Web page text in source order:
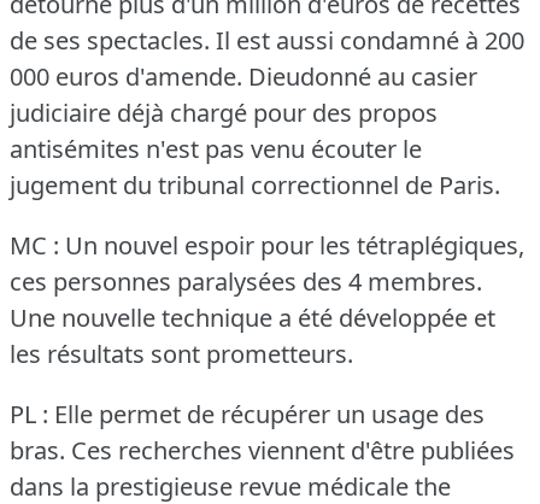
de ses spectacles. Il est aussi condamné à 200
000 euros d'amende. Dieudonné au casier
judiciaire déjà chargé pour des propos
antisémites n'est pas venu écouter le
jugement du tribunal correctionnel de Paris.
MC : Un nouvel espoir pour les tétraplégiques,
ces personnes paralysées des 4 membres.
Une nouvelle technique a été développée et
les résultats sont prometteurs.
PL : Elle permet de récupérer un usage des
bras. Ces recherches viennent d'être publiées
dans la prestigieuse revue médicale the